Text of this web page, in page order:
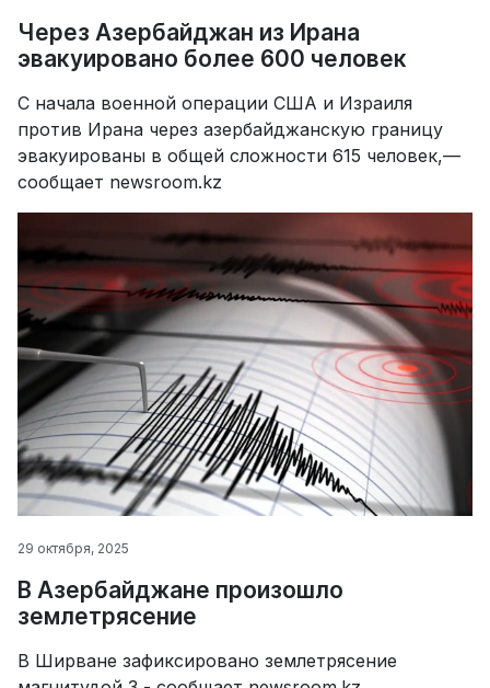
Через Азербайджан из Ирана
эвакуировано более 600 человек
С начала военной операции США и Израиля
против Ирана через азербайджанскую границу
эвакуированы в общей сложности 615 человек,—
сообщает newsroom.kz
29 октября, 2025
В Азербайджане произошло
землетрясение
В Ширване зафиксировано землетрясение